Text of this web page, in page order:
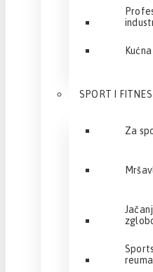
SPORT I FITNES
Za
reuma